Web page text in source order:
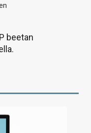
beetan